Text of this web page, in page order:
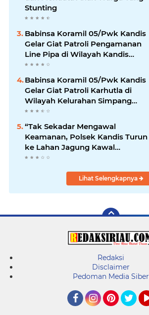
Stunting
Babinsa Koramil 05/Pwk Kandis
Gelar Giat Patroli Pengamanan
Line Pipa di Wilayah Kandis
Kandis
Babinsa Koramil 05/Pwk Kandis
Gelar Giat Patroli Karhutla di
Wilayah Kelurahan Simpang
Belutu
“Tak Sekadar Mengawal
Keamanan, Polsek Kandis Turun
ke Lahan Jagung Kawal
Ketahanan Pangan
Lihat Selengkapnya
Redaksi
Disclaimer
Pedoman Media Siber